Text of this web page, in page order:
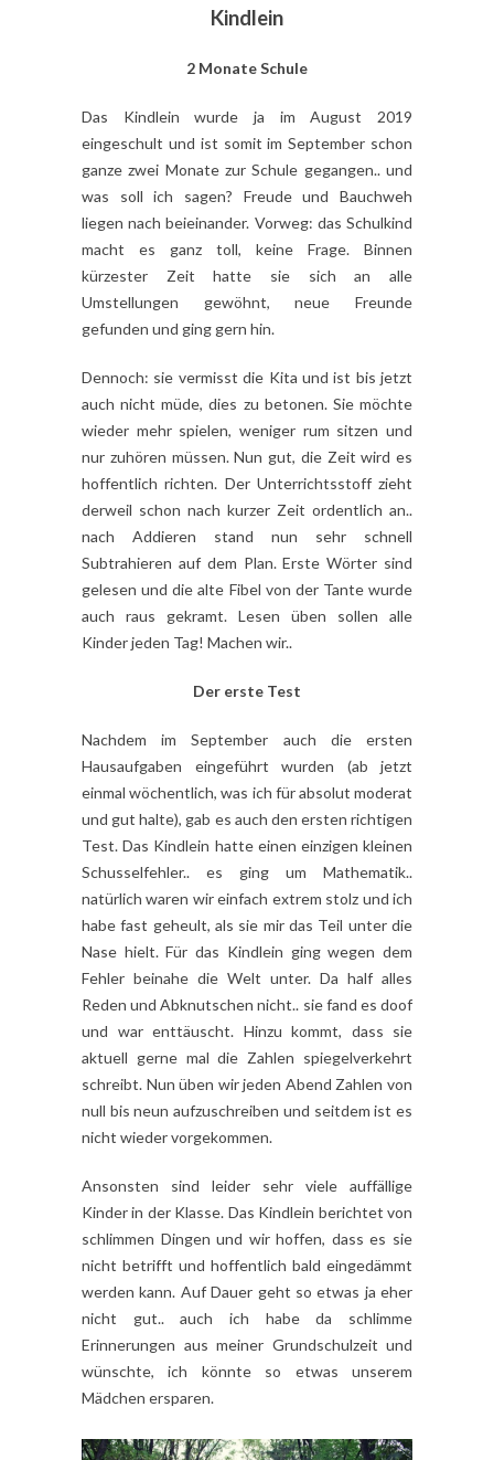
Kindlein
2 Monate Schule
Das Kindlein wurde ja im August 2019
eingeschult und ist somit im September schon
ganze zwei Monate zur Schule gegangen.. und
was soll ich sagen? Freude und Bauchweh
liegen nach beieinander. Vorweg: das Schulkind
macht es ganz toll, keine Frage. Binnen
kürzester Zeit hatte sie sich an alle
Umstellungen gewöhnt, neue Freunde
gefunden und ging gern hin.
Dennoch: sie vermisst die Kita und ist bis jetzt
auch nicht müde, dies zu betonen. Sie möchte
wieder mehr spielen, weniger rum sitzen und
nur zuhören müssen. Nun gut, die Zeit wird es
hoffentlich richten. Der Unterrichtsstoff zieht
derweil schon nach kurzer Zeit ordentlich an..
nach Addieren stand nun sehr schnell
Subtrahieren auf dem Plan. Erste Wörter sind
gelesen und die alte Fibel von der Tante wurde
auch raus gekramt. Lesen üben sollen alle
Kinder jeden Tag! Machen wir..
Der erste Test
Nachdem im September auch die ersten
Hausaufgaben eingeführt wurden (ab jetzt
einmal wöchentlich, was ich für absolut moderat
und gut halte), gab es auch den ersten richtigen
Test. Das Kindlein hatte einen einzigen kleinen
Schusselfehler.. es ging um Mathematik..
natürlich waren wir einfach extrem stolz und ich
habe fast geheult, als sie mir das Teil unter die
Nase hielt. Für das Kindlein ging wegen dem
Fehler beinahe die Welt unter. Da half alles
Reden und Abknutschen nicht.. sie fand es doof
und war enttäuscht. Hinzu kommt, dass sie
aktuell gerne mal die Zahlen spiegelverkehrt
schreibt. Nun üben wir jeden Abend Zahlen von
null bis neun aufzuschreiben und seitdem ist es
nicht wieder vorgekommen.
Ansonsten sind leider sehr viele auffällige
Kinder in der Klasse. Das Kindlein berichtet von
schlimmen Dingen und wir hoffen, dass es sie
nicht betrifft und hoffentlich bald eingedämmt
werden kann. Auf Dauer geht so etwas ja eher
nicht gut.. auch ich habe da schlimme
Erinnerungen aus meiner Grundschulzeit und
wünschte, ich könnte so etwas unserem
Mädchen ersparen.